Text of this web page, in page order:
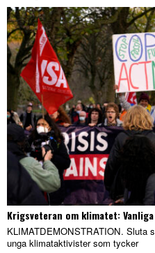
Krigsveteran om klimatet:
KLIMATDEMONSTRATION. Sluta
unga klimataktivister som tycker